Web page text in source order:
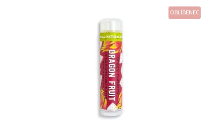
OBLÍBENEC
Crazy Rumors